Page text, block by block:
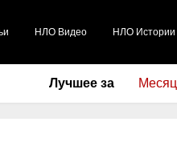
НЛО Видео НЛО Истории
Лучшее за Месяц